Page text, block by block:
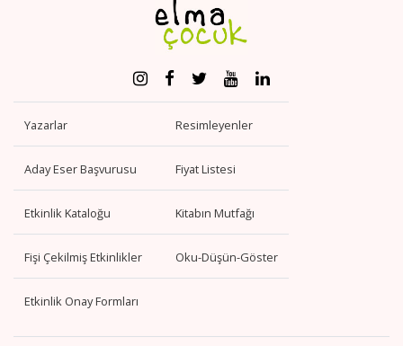
Yazarlar Resimleyenler
Aday Eser Başvurusu Fiyat Listesi
Etkinlik Kataloğu Kitabın Mutfağı
Fişi Çekilmiş Etkinlikler Oku-Düşün-Göster
Etkinlik Onay Formları